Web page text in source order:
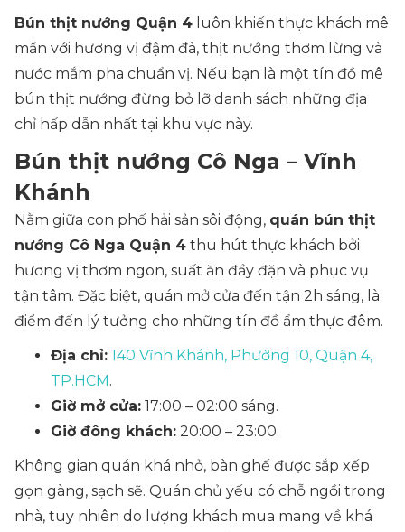
Bún thịt nướng Quận 4 luôn khiến thực khách mê
mẩn với hương vị đậm đà, thịt nướng thơm lừng và
nước mắm pha chuẩn vị. Nếu bạn là một tín đồ mê
bún thịt nướng đừng bỏ lỡ danh sách những địa
chỉ hấp dẫn nhất tại khu vực này.
Bún thịt nướng Cô Nga – Vĩnh
Khánh
Nằm giữa con phố hải sản sôi động, quán bún thịt
nướng Cô Nga Quận 4 thu hút thực khách bởi
hương vị thơm ngon, suất ăn đầy đặn và phục vụ
tận tâm. Đặc biệt, quán mở cửa đến tận 2h sáng, là
điểm đến lý tưởng cho những tín đồ ẩm thực đêm.
Địa chỉ: 140 Vĩnh Khánh, Phường 10, Quận 4,
TP.HCM.
Giờ mở cửa: 17:00 – 02:00 sáng.
Giờ đông khách: 20:00 – 23:00.
Không gian quán khá nhỏ, bàn ghế được sắp xếp
gọn gàng, sạch sẽ. Quán chủ yếu có chỗ ngồi trong
nhà, tuy nhiên do lượng khách mua mang về khá